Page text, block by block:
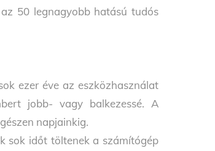
50 legnagyobb hatású tudós
ezer éve az eszközhasználat
jobb- vagy balkezessé. A
napjainkig.
sok időt töltenek a számítógép